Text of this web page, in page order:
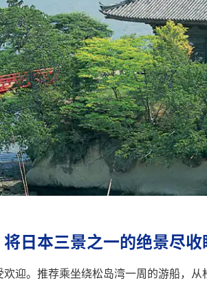
日本三景之一的绝景尽
迎。推荐乘坐绕松岛湾一周的游船，